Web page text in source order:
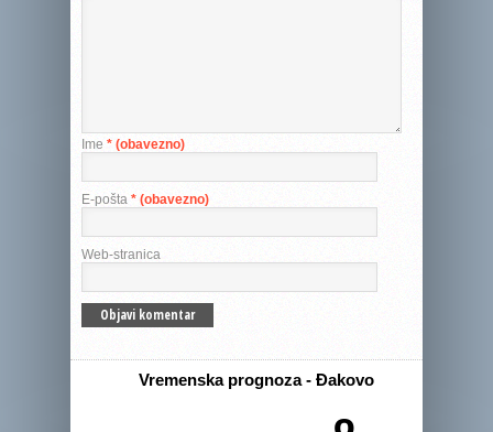
Ime * (obavezno)
E-pošta * (obavezno)
Web-stranica
Vremenska prognoza - Đakovo